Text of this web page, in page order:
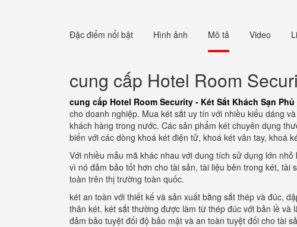
Đặc điểm nổi bật Hình ảnh Mô tả Video
cung cấp Hotel Room
cung cấp Hotel Room Security - Két Sắt Khách Sạn
cho doanh nghiệp. Mua két sắt uy tín với nhiều kiểu dáng
khách hàng trong nước. Các sản phẩm két chuyên dụng
biến với các dòng khoá két điện tử, khoá két vân tay, khoá
Với nhiều mẫu mã khác nhau với dung tích sử dụng lớn
vì nó đảm bảo tốt hơn cho tài sản, tài liệu bên trong két,
toàn trên thị trường toàn quốc.
két an toàn với thiết kế và sản xuất bằng sắt thép và đúc,
thân két. két sắt thường được làm từ thép đúc với bản lề
đảm bảo tuyệt đối độ bảo mật và an toàn tuyệt đối cho tài